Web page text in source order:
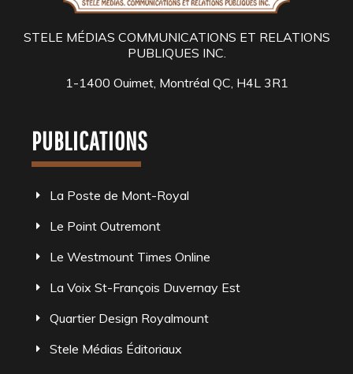
STELE MÉDIAS COMMUNICATIONS ET RELATIONS
PUBLIQUES INC.
1-1400 Ouimet, Montréal QC, H4L 3R1
PUBLICATIONS
La Poste de Mont-Royal
Le Point Outremont
Le Westmount Times Online
La Voix St-François Duvernay Est
Quartier Design Royalmount
Stele Médias Éditoriaux